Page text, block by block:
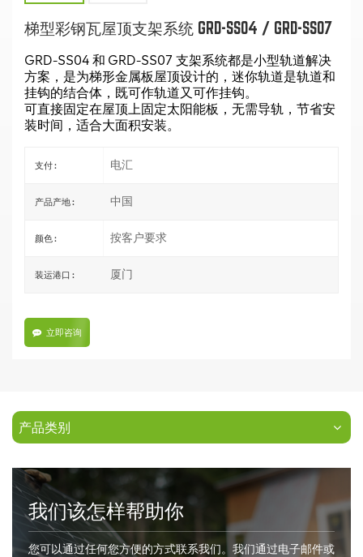
梯型彩钢瓦屋顶支架系统 GRD-SS04 / GRD-SS07
GRD-SS04 和 GRD-SS07 支架系统都是小型轨道解决
方案，是为梯形金属板屋顶设计的，迷你轨道是轨道和
挂钩的结合体，既可作轨道⼜可作挂钩。
可直接固定在屋顶上固定太阳能板，无需导轨，节省安
装时间，适合大面积安装。
支付 : 电汇
产品产地 : 中国
颜色 : 按客户要求
装运港口 : 厦门
立即咨询
产品类别
我们该怎样帮助你
您可以通过任何您方便的方式联系我们。我们通过电子邮件或